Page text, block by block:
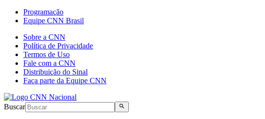
Programação
Equipe CNN Brasil
Sobre a CNN
Política de Privacidade
Termos de Uso
Fale com a CNN
Distribuição do Sinal
Faça parte da Equipe CNN
Buscar